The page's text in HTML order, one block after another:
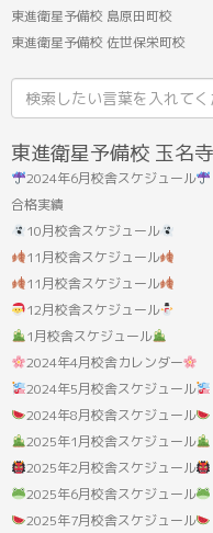
東進衛星予備校 島原田町校
東進衛星予備校 佐世保栄町校
索
結
果:
東進衛星予備校 玉名
2024年6月校舎スケジュール
合格実績
10月校舎スケジュール
11月校舎スケジュール
11月校舎スケジュール
12月校舎スケジュール
1月校舎スケジュール
2024年4月校舎カレンダー
2024年5月校舎スケジュール
2024年8月校舎スケジュール
2025年1月校舎スケジュール
2025年2月校舎スケジュール
2025年6月校舎スケジュール
2025年7月校舎スケジュール